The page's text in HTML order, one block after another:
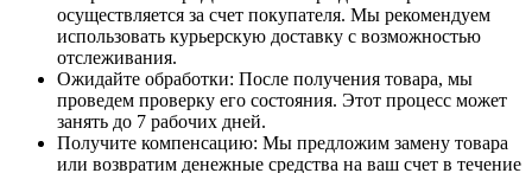
осуществляется за счет покупателя. Мы рекомендуем
использовать курьерскую доставку с возможностью
отслеживания.
Ожидайте обработки: После получения товара, мы
проведем проверку его состояния. Этот процесс может
занять до 7 рабочих дней.
Получите компенсацию: Мы предложим замену товара
или возвратим денежные средства на ваш счет в течение